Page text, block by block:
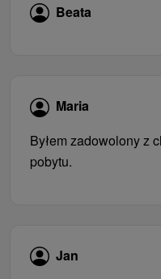
Beata
Maria
Byłem zadowolony z
pobytu.
Jan